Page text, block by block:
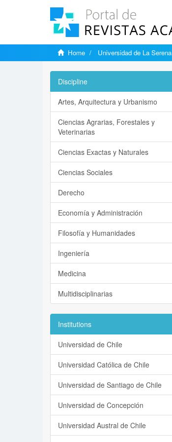
Home Universidad de La Serena
Discipline
Artes, Arquitectura y Urbanismo
Ciencias Agrarias, Forestales y
Veterinarias
Ciencias Exactas y Naturales
Ciencias Sociales
Derecho
Economía y Administración
Filosofía y Humanidades
Ingeniería
Medicina
Multidisciplinarias
Institutions
Universidad de Chile
Universidad Católica de Chile
Universidad de Santiago de Chile
Universidad de Concepción
Universidad Austral de Chile